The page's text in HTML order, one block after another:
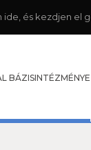
BÁZISINTÉZMÉNYE